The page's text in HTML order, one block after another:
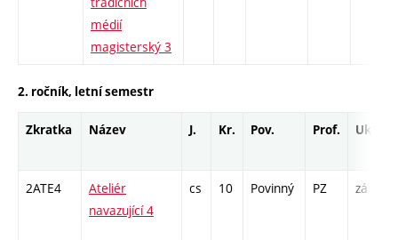
médií
magisterský 3
2. ročník, letní semestr
Zkratka Název J. Kr. Pov. Prof. Uk.
2ATE4
Ateliér
navazující 4
cs 10 Povinný PZ zá